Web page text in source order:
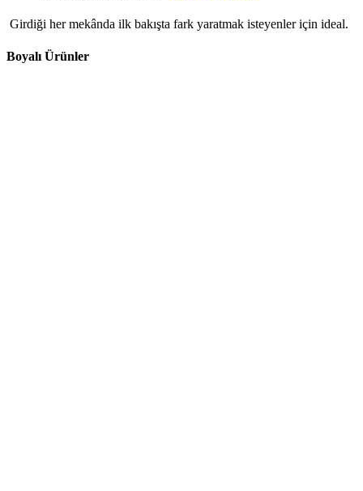
Girdiği her mekânda ilk bakışta fark yaratmak isteyenler için ideal.
Boyalı Ürünler